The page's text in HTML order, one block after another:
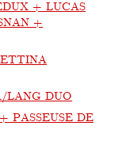
+ LUCAS
+
LANG DUO
PASSEUSE DE